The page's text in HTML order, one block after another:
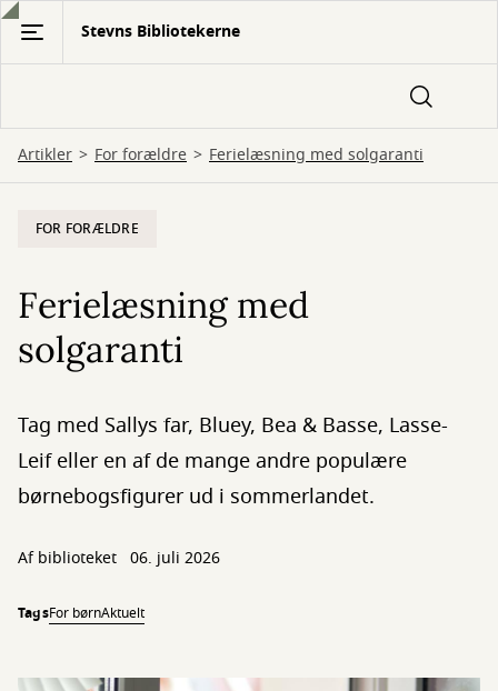
Gå
hovedindhold
Stevns Bibliotekerne
Artikler For forældre Ferielæsning med solgaranti
FOR FORÆLDRE
Ferielæsning med
solgaranti
Tag med Sallys far, Bluey, Bea & Basse, Lasse-
Leif eller en af de mange andre populære
børnebogsfigurer ud i sommerlandet.
Af biblioteket 06. juli 2026
TagsFor børnAktuelt